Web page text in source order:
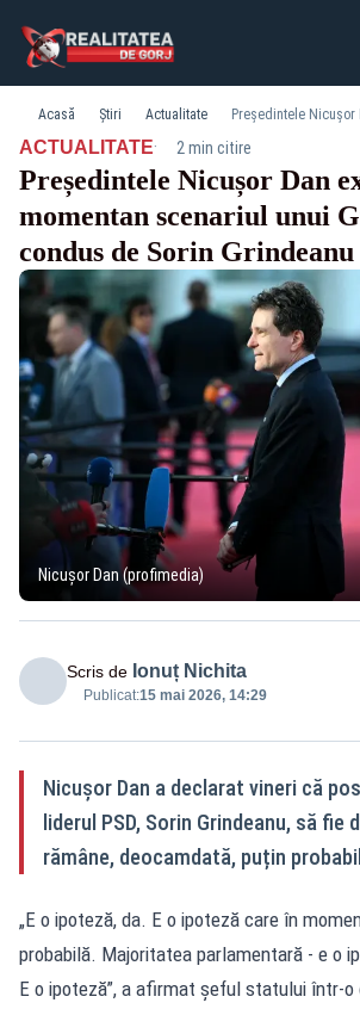
Acasă Știri Actualitate
ACTUALITATE· 2 min citire
Președintele Nicușor Dan
momentan scenariul unui
condus de Sorin Grindeanu
Nicușor Dan (profimedia)
Scris de Ionuț Nichita
Publicat:15 mai 2026, 14:29
Nicuşor Dan a declarat vineri că
liderul PSD, Sorin Grindeanu, să fie
rămâne, deocamdată, puțin
„E o ipoteză, da. E o ipoteză care în
probabilă. Majoritatea parlamentară - e o
E o ipoteză”, a afirmat șeful statului într-